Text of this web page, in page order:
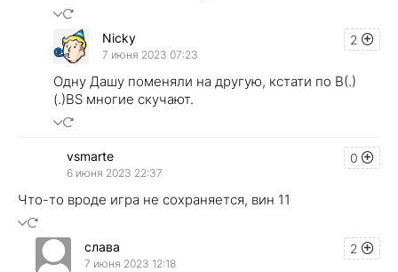
2
Nicky
7 июня 2023 07:23
Одну Дашу поменяли на другую, кстати по B(.)
(.)BS многие скучают.
0
vsmarte
6 июня 2023 22:37
Что-то вроде игра не сохраняется, вин 11
2
слава
7 июня 2023 12:18